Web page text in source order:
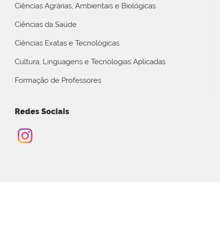
Ciências Agrárias, Ambientais e Biológicas
Ciências da Saúde
Ciências Exatas e Tecnológicas
Cultura, Linguagens e Tecnologias Aplicadas
Formação de Professores
Redes Sociais